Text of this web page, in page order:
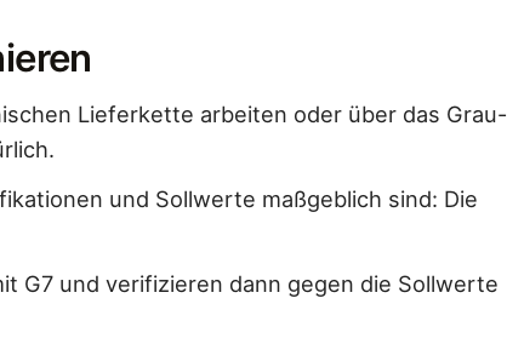
Lieferkette arbeiten oder über das Grau-
und Sollwerte maßgeblich sind: Die
G7 und verifizieren dann gegen die Sollwerte